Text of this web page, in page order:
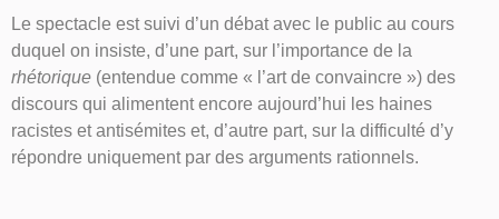
Le spectacle est suivi d’un débat avec le public au cours
duquel on insiste, d’une part, sur l’importance de la
rhétorique (entendue comme « l’art de convaincre ») des
discours qui alimentent encore aujourd’hui les haines
racistes et antisémites et, d’autre part, sur la difficulté d’y
répondre uniquement par des arguments rationnels.